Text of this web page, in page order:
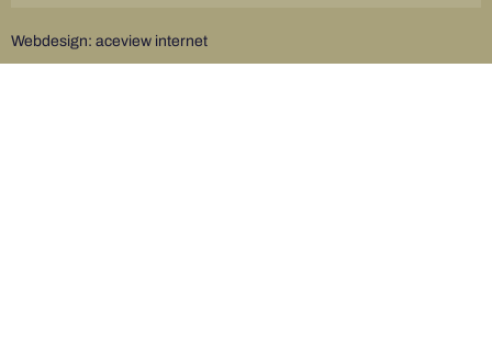
Webdesign: aceview internet